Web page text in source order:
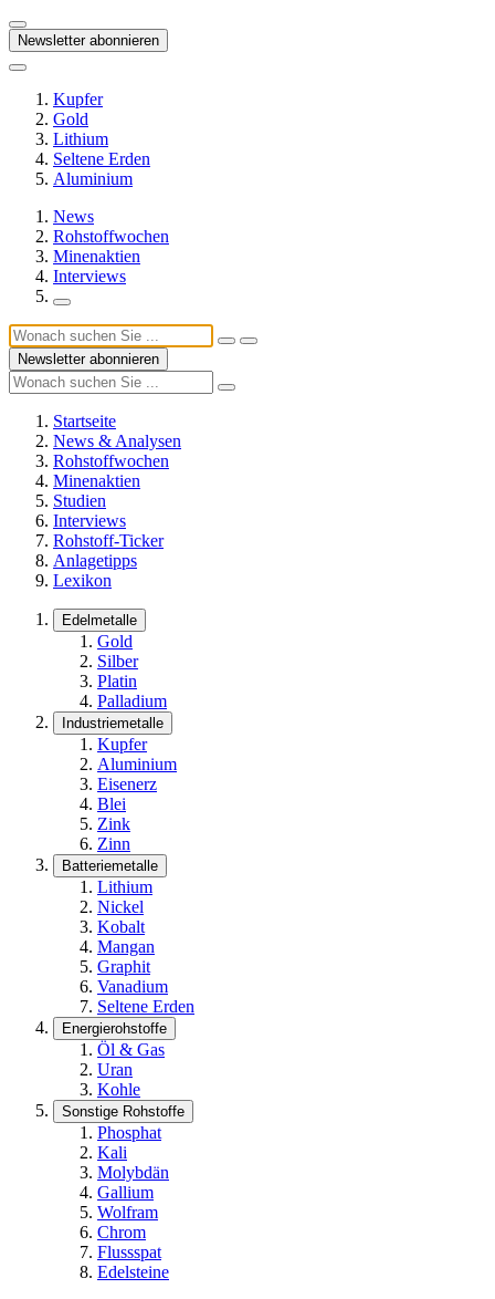
Newsletter abonnieren
Kupfer
Gold
Lithium
Seltene Erden
Aluminium
News
Rohstoffwochen
Minenaktien
Interviews
Newsletter abonnieren
Startseite
News & Analysen
Rohstoffwochen
Minenaktien
Studien
Interviews
Rohstoff-Ticker
Anlagetipps
Lexikon
Edelmetalle
Gold
Silber
Platin
Palladium
Industriemetalle
Kupfer
Aluminium
Eisenerz
Blei
Zink
Zinn
Batteriemetalle
Lithium
Nickel
Kobalt
Mangan
Graphit
Vanadium
Seltene Erden
Energierohstoffe
Öl & Gas
Uran
Kohle
Sonstige Rohstoffe
Phosphat
Kali
Molybdän
Gallium
Wolfram
Chrom
Flussspat
Edelsteine